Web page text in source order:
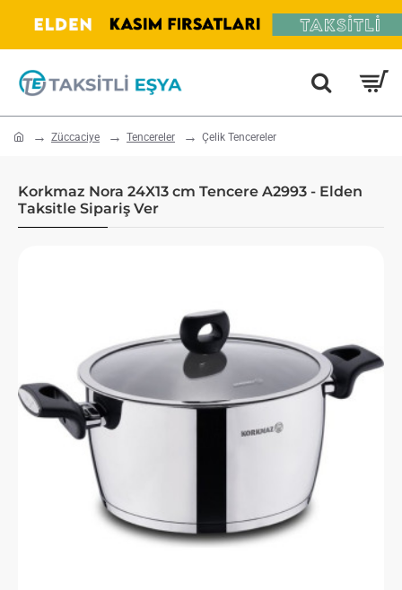
home Züccaciye Tencereler Çelik Tencereler
Korkmaz Nora 24X13 cm Tencere A2993 - Elden
Taksitle Sipariş Ver